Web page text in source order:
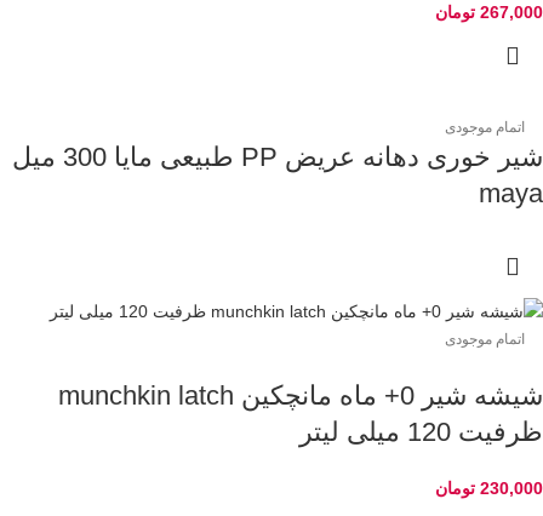
267,000 تومان
اتمام موجودی
شیر خوری دهانه عریض PP طبیعی مایا 300 میل
maya
اتمام موجودی
شیشه شیر 0+ ماه مانچکین munchkin latch
ظرفیت 120 میلی لیتر
230,000 تومان